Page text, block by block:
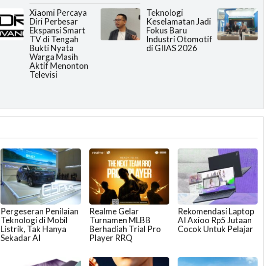
Xiaomi Percaya
Diri Perbesar
Ekspansi Smart
TV di Tengah
Bukti Nyata
Warga Masih
Aktif Menonton
Televisi
Teknologi
Keselamatan Jadi
Fokus Baru
Industri Otomotif
di GIIAS 2026
Pergeseran Penilaian
Teknologi di Mobil
Listrik, Tak Hanya
Sekadar AI
Realme Gelar
Turnamen MLBB
Berhadiah Trial Pro
Player RRQ
Rekomendasi Laptop
AI Axioo Rp5 Jutaan
Cocok Untuk Pelajar